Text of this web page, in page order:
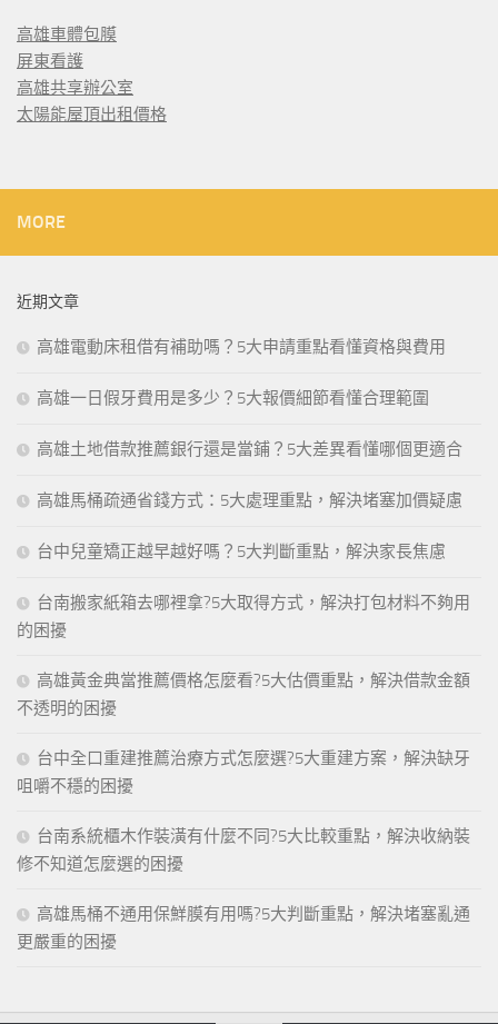
高雄車體包膜
屏東看護
高雄共享辦公室
太陽能屋頂出租價格
MORE
近期文章
高雄電動床租借有補助嗎？5大申請重點看懂資格與費用
高雄一日假牙費用是多少？5大報價細節看懂合理範圍
高雄土地借款推薦銀行還是當鋪？5大差異看懂哪個更適合
高雄馬桶疏通省錢方式：5大處理重點，解決堵塞加價疑慮
台中兒童矯正越早越好嗎？5大判斷重點，解決家長焦慮
台南搬家紙箱去哪裡拿?5大取得方式，解決打包材料不夠用
的困擾
高雄黃金典當推薦價格怎麼看?5大估價重點，解決借款金額
不透明的困擾
台中全口重建推薦治療方式怎麼選?5大重建方案，解決缺牙
咀嚼不穩的困擾
台南系統櫃木作裝潢有什麼不同?5大比較重點，解決收納裝
修不知道怎麼選的困擾
高雄馬桶不通用保鮮膜有用嗎?5大判斷重點，解決堵塞亂通
更嚴重的困擾